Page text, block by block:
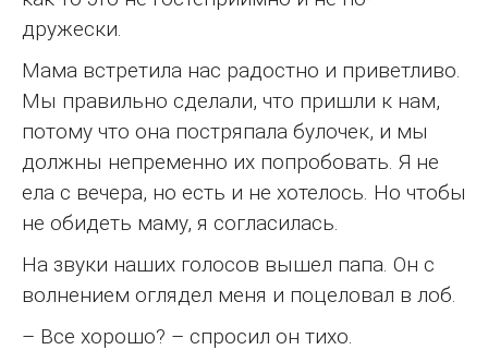
дружески.
Мама встретила нас радостно и приветливо.
Мы правильно сделали, что пришли к нам,
потому что она постряпала булочек, и мы
должны непременно их попробовать. Я не
ела с вечера, но есть и не хотелось. Но чтобы
не обидеть маму, я согласилась.
На звуки наших голосов вышел папа. Он с
волнением оглядел меня и поцеловал в лоб.
– Все хорошо? – спросил он тихо.